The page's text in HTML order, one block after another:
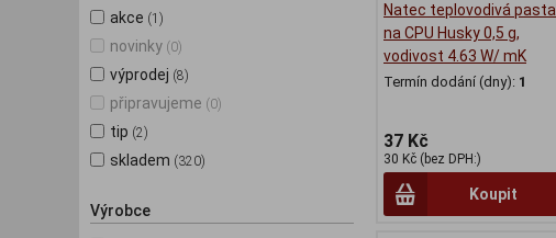
akce (1)
novinky (0)
výprodej (8)
připravujeme (0)
tip (2)
skladem (320)
Výrobce
Natec teplovodivá pasta
na CPU Husky 0,5 g,
vodivost 4.63 W/ mK
Termín dodání (dny): 1
37 Kč
30 Kč (bez DPH:)
Koupit